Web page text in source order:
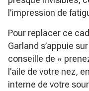
l’impression de
Pour replacer ce
Garland s’appuie
conseille de «
l’aile de votre nez,
interne de votre